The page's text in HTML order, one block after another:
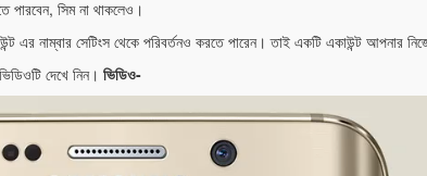
পারবেন, সিম না থাকলেও।
নাম্বার সেটিংস থেকে পরিবর্তনও করতে পারেন। তাই একটি একাউন্ট আপনার
দেখে নিন। ভিডিও-